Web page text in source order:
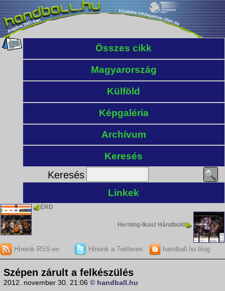
Összes cikk
Magyarország
Külföld
Képgaléria
Archívum
Keresés
Keresés
Linkek
ÉRD
Herning-Ikast Håndbold
Híreink RSS-en Híreink a Twitteren handball.hu blog
Szépen zárult a felkészülés
2012. november 30. 21:06 © handball.hu